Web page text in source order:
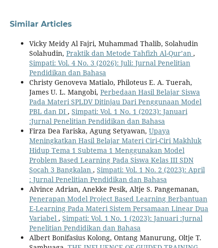
Similar Articles
Vicky Meidy Al Fajri, Muhammad Thalib, Solahudin
Solahudin, Praktik dan Metode Tahfizh Al-Qur’an ,
Simpati: Vol. 4 No. 3 (2026): Juli: Jurnal Penelitian
Pendidikan dan Bahasa
Christy Genoveva Matialo, Philoteus E. A. Tuerah,
James U. L. Mangobi, Perbedaan Hasil Belajar Siswa
Pada Materi SPLDV Ditinjau Dari Penggunaan Model
PBL dan DI , Simpati: Vol. 1 No. 1 (2023): Januari
:Jurnal Penelitian Pendidikan dan Bahasa
Firza Dea Fariska, Agung Setyawan, Upaya
Meningkatkan Hasil Belajar Materi Ciri-Ciri Makhluk
Hidup Tema 1 Subtema 1 Menggunakan Model
Problem Based Learning Pada Siswa Kelas III SDN
Socah 3 Bangkalan , Simpati: Vol. 1 No. 2 (2023): April
: Jurnal Penelitian Pendidikan dan Bahasa
Alvince Adrian, Anekke Pesik, Altje S. Pangemanan,
Penerapan Model Project Based Learning Berbantuan
E-Learning Pada Materi Sistem Persamaan Linear Dua
Variabel , Simpati: Vol. 1 No. 1 (2023): Januari :Jurnal
Penelitian Pendidikan dan Bahasa
Albert Bonifasius Kolong, Ontang Manurung, Oltje T.